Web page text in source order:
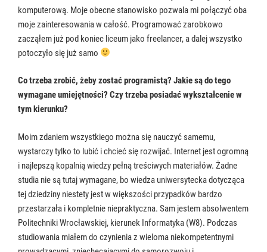
komputerową. Moje obecne stanowisko pozwala mi połączyć oba
moje zainteresowania w całość. Programować zarobkowo
zacząłem już pod koniec liceum jako freelancer, a dalej wszystko
potoczyło się już samo
Co trzeba zrobić, żeby zostać programistą? Jakie są do tego
wymagane umiejętności? Czy trzeba posiadać wykształcenie w
tym kierunku?
Moim zdaniem wszystkiego można się nauczyć samemu,
wystarczy tylko to lubić i chcieć się rozwijać. Internet jest ogromną
i najlepszą kopalnią wiedzy pełną treściwych materiałów. Żadne
studia nie są tutaj wymagane, bo wiedza uniwersytecka dotycząca
tej dziedziny niestety jest w większości przypadków bardzo
przestarzała i kompletnie niepraktyczna. Sam jestem absolwentem
Politechniki Wrocławskiej, kierunek Informatyka (W8). Podczas
studiowania miałem do czynienia z wieloma niekompetentnymi